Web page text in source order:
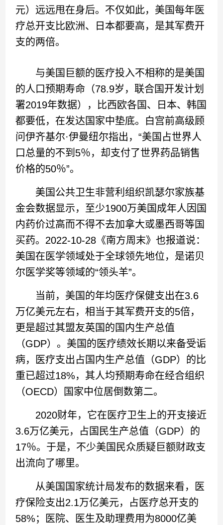
元）远远甩在身后。不仅如此，美国每年医
疗总开支比欧洲、日本都要高，是其军费开
支的两倍。
与美国巨额的医疗投入不相称的是美国
的人口预期寿命（78.9岁，联合国开发计划
署2019年数据），比西欧各国、日本、韩国
都要低，在发达国家中垫底。白宫前高级顾
问伊齐基尔·伊曼纽尔指出，“美国占世界人
口总量的不到5％，却支付了世界药品销售
价格的50％”。
美国公共卫生非营利组织凯瑟尔家族基
金会数据显示，至少1900万美国成年人因国
内药价过高而不得不去加拿大或墨西哥等国
买药。2022-10-28《南方周末》也报道说：
美国在医学领域处于全球领先地位，是诺贝
尔医学奖等领域的“领头羊”。
当前，美国的年均医疗保健支出在3.6
万亿美元左右，相当于其军费开支的5倍，
更是超过其盟友英国的国内生产总值
（GDP）。美国的医疗绩效长期以来备受诟
病，医疗支出占国内生产总值（GDP）的比
重已超过18%，其人均预期寿命在经合组织
（OECD）国家中位居倒数第二。
2020财年，它在医疗卫生上的开支接近
3.6万亿美元，占国民生产总值（GDP）的
17％。于是，不少美国民众质疑巨额财政支
出流向了哪里。
从美国国家统计局发布的数据来看，医
疗保险支出2.1万亿美元，占医疗总开支的
58%；医院、医生及助理费用为8000亿美